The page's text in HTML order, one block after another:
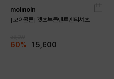
moimoln
[모이몰른] 켓츠부클맨투맨티셔츠
60% 15,600